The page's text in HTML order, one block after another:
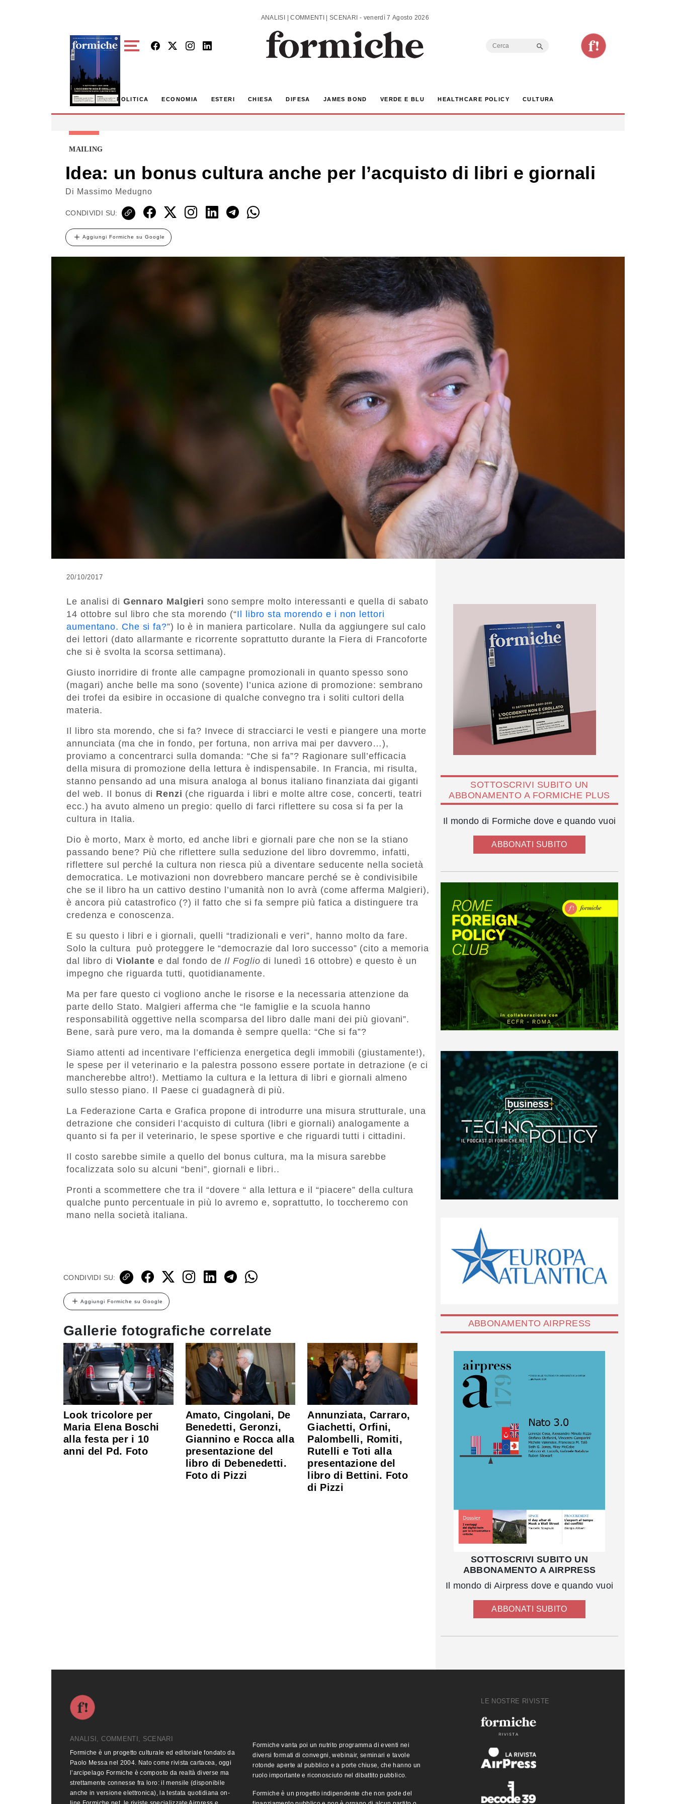
ANALISI | COMMENTI | SCENARI - venerdì 7 Agosto 2026
Search
POLITICA ECONOMIA ESTERI CHIESA DIFESA JAMES BOND VERDE E BLU HEALTHCARE POLICY CULTURA
MAILING
Idea: un bonus cultura anche per l’acquisto di libri e giornali
Di Massimo Medugno
CONDIVIDI SU:
Aggiungi Formiche su Google
20/10/2017
Le analisi di Gennaro Malgieri sono sempre molto interessanti e quella di sabato
14 ottobre sul libro che sta morendo (“Il libro sta morendo e i non lettori
aumentano. Che si fa?”) lo è in maniera particolare. Nulla da aggiungere sul calo
dei lettori (dato allarmante e ricorrente soprattutto durante la Fiera di Francoforte
che si è svolta la scorsa settimana).
Giusto inorridire di fronte alle campagne promozionali in quanto spesso sono
(magari) anche belle ma sono (sovente) l’unica azione di promozione: sembrano
dei trofei da esibire in occasione di qualche convegno tra i soliti cultori della
materia.
Il libro sta morendo, che si fa? Invece di stracciarci le vesti e piangere una morte
annunciata (ma che in fondo, per fortuna, non arriva mai per davvero…),
proviamo a concentrarci sulla domanda: “Che si fa”? Ragionare sull’efficacia
della misura di promozione della lettura è indispensabile. In Francia, mi risulta,
stanno pensando ad una misura analoga al bonus italiano finanziata dai giganti
del web. Il bonus di Renzi (che riguarda i libri e molte altre cose, concerti, teatri
ecc.) ha avuto almeno un pregio: quello di farci riflettere su cosa si fa per la
cultura in Italia.
Dio è morto, Marx è morto, ed anche libri e giornali pare che non se la stiano
passando bene? Più che riflettere sulla seduzione del libro dovremmo, infatti,
riflettere sul perché la cultura non riesca più a diventare seducente nella società
democratica. Le motivazioni non dovrebbero mancare perché se è condivisibile
che se il libro ha un cattivo destino l’umanità non lo avrà (come afferma Malgieri),
è ancora più catastrofico (?) il fatto che si fa sempre più fatica a distinguere tra
credenza e conoscenza.
E su questo i libri e i giornali, quelli “tradizionali e veri”, hanno molto da fare.
Solo la cultura può proteggere le “democrazie dal loro successo” (cito a memoria
dal libro di Violante e dal fondo de Il Foglio di lunedì 16 ottobre) e questo è un
impegno che riguarda tutti, quotidianamente.
Ma per fare questo ci vogliono anche le risorse e la necessaria attenzione da
parte dello Stato. Malgieri afferma che “le famiglie e la scuola hanno
responsabilità oggettive nella scomparsa del libro dalle mani dei più giovani”.
Bene, sarà pure vero, ma la domanda è sempre quella: “Che si fa”?
Siamo attenti ad incentivare l’efficienza energetica degli immobili (giustamente!),
le spese per il veterinario e la palestra possono essere portate in detrazione (e ci
mancherebbe altro!). Mettiamo la cultura e la lettura di libri e giornali almeno
sullo stesso piano. Il Paese ci guadagnerà di più.
La Federazione Carta e Grafica propone di introdurre una misura strutturale, una
detrazione che consideri l’acquisto di cultura (libri e giornali) analogamente a
quanto si fa per il veterinario, le spese sportive e che riguardi tutti i cittadini.
Il costo sarebbe simile a quello del bonus cultura, ma la misura sarebbe
focalizzata solo su alcuni “beni”, giornali e libri..
Pronti a scommettere che tra il “dovere “ alla lettura e il “piacere” della cultura
qualche punto percentuale in più lo avremo e, soprattutto, lo toccheremo con
mano nella società italiana.
CONDIVIDI SU:
Aggiungi Formiche su Google
Gallerie fotografiche correlate
Look tricolore per
Maria Elena Boschi
alla festa per i 10
anni del Pd. Foto
Amato, Cingolani, De
Benedetti, Geronzi,
Giannino e Rocca alla
presentazione del
libro di Debenedetti.
Foto di Pizzi
Annunziata, Carraro,
Giachetti, Orfini,
Palombelli, Romiti,
Rutelli e Toti alla
presentazione del
libro di Bettini. Foto
di Pizzi
SOTTOSCRIVI SUBITO UN
ABBONAMENTO A FORMICHE PLUS
Il mondo di Formiche dove e quando vuoi
ABBONATI SUBITO
ABBONAMENTO AIRPRESS
SOTTOSCRIVI SUBITO UN
ABBONAMENTO A AIRPRESS
Il mondo di Airpress dove e quando vuoi
ABBONATI SUBITO
ANALISI, COMMENTI, SCENARI
Formiche è un progetto culturale ed editoriale fondato da
Paolo Messa nel 2004. Nato come rivista cartacea, oggi
l’arcipelago Formiche è composto da realtà diverse ma
strettamente connesse fra loro: il mensile (disponibile
anche in versione elettronica), la testata quotidiana on-
Formiche vanta poi un nutrito programma di eventi nei
diversi formati di convegni, webinair, seminari e tavole
rotonde aperte al pubblico e a porte chiuse, che hanno un
ruolo importante e riconosciuto nel dibattito pubblico.
Formiche è un progetto indipendente che non gode del
LE NOSTRE RIVISTE